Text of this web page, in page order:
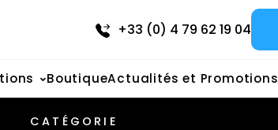
+33 (0) 4 79 62 19 04
BoutiqueActualités et Promotions
CATÉGORIE